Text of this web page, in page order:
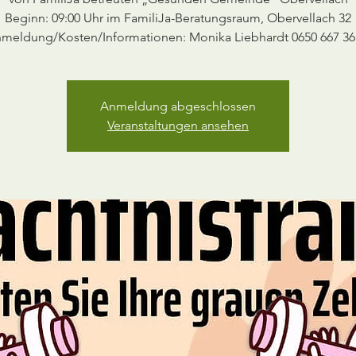
Beginn: 09:00 Uhr im FamiliJa-Beratungsraum, Obervellach 32
Kosten/Informationen: Monika Liebhardt 0650 667 36
Anmeldung abgeschlossen
Veranstaltungen ansehen